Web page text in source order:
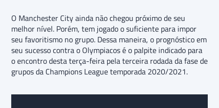
O Manchester City ainda não chegou próximo de seu
melhor nível. Porém, tem jogado o suficiente para impor
seu favoritismo no grupo. Dessa maneira, o prognóstico em
seu sucesso contra o Olympiacos é o palpite indicado para
o encontro desta terça-feira pela terceira rodada da fase de
grupos da Champions League temporada 2020/2021.